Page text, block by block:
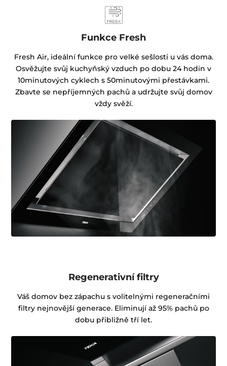
Funkce Fresh
Fresh Air, ideální funkce pro velké sešlosti u vás doma.
Osvěžujte svůj kuchyňský vzduch po dobu 24 hodin v
10minutových cyklech s 50minutovými přestávkami.
Zbavte se nepříjemných pachů a udržujte svůj domov
vždy svěží.
Regenerativní filtry
Váš domov bez zápachu s volitelnými regeneračními
filtry nejnovější generace. Eliminují až 95% pachů po
dobu přibližně tří let.